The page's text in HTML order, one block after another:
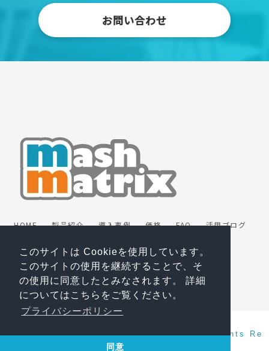
このサイトは Cookieを使用しています。
このサイトの使用を継続することで、そ
の使用に同意したとみなされます。 詳細
についてはこちらをご覧ください。
プライバシーポリシー
同意
お問い合わせ
HOME 製品紹介 導入事例 価格 FAQ
活用ブログ
無料トライアル
プライバシーポリシー
マスターサブスクリプション契約
会社情報 ENGLISH
Copyright(c) 2026 Mashmatrix, Inc. All Rights Re
served.